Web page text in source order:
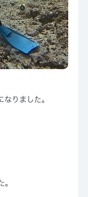
りました。
。